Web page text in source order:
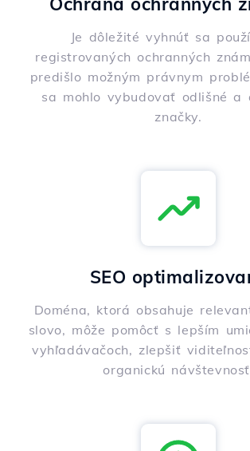
Je dôležité vyhnúť sa
registrovaných ochranných
predišlo možným právnym
sa mohlo vybudovať odlišné a
značky.
SEO
Doména, ktorá obsahuje
slovo, môže pomôcť s lepším
vyhľadávačoch, zlepšiť
organickú